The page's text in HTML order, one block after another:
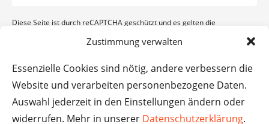
Zustimmung verwalten
Essenzielle Cookies sind nötig, andere verbessern die
Website und verarbeiten personenbezogene Daten.
Auswahl jederzeit in den Einstellungen ändern oder
widerrufen. Mehr in unserer Datenschutzerklärung.
Diese Seite ist durch reCAPTCHA geschützt und es gelten die